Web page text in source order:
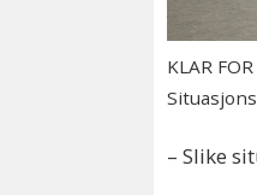
KLAR
– Slike